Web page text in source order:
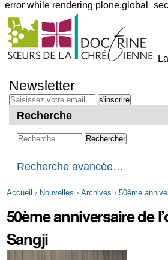
error while rendering
Outils
personnels
au
contenu.
Aller
navigation
Newsletter
Recherche
Recherche avancée…
Accueil › Nouvelles › Archives › 50ème
50ème anniversaire de
Sangji